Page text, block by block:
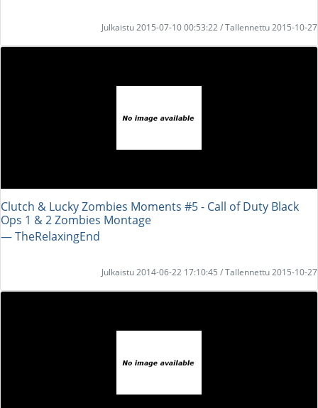
Julkaistu 2015-07-10 00:53:22 / Tallennettu 2015-10-27
Clutch & Lucky Zombies Moments #5 - Call of Duty Black
Ops 1 & 2 Zombies Montage
― TheRelaxingEnd
Julkaistu 2014-06-22 17:10:45 / Tallennettu 2015-10-27